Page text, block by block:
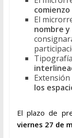
El
nombre
Extensión
los
El plazo de
viernes 27 de